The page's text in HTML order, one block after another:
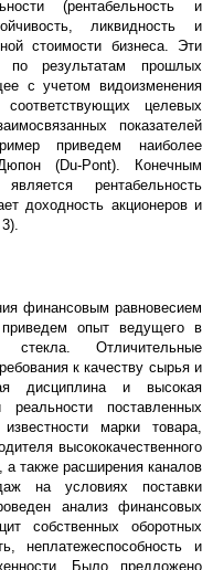
(рентабельность и
ликвидность и
стоимости бизнеса. Эти
по результатам прошлых
с учетом видоизменения
целевых
показателей
приведем наиболее
(Du-Pont). Конечным
рентабельность
доходность акционеров и
финансовым равновесием
опыт ведущего в
стекла. Отличительные
к качеству сырья и
дисциплина и высокая
поставленных
марки товара,
высококачественного
а также расширения каналов
на условиях поставки
анализ финансовых
собственных оборотных
неплатежеспособность и
Было предложено